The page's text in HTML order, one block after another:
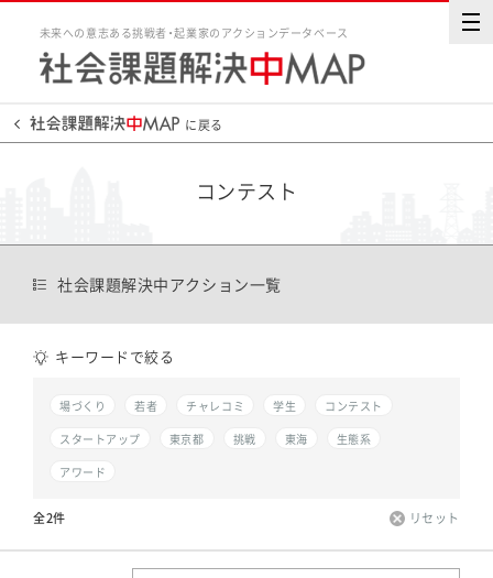
未来への意志ある挑戦者・起業家のアクションデータベース
に戻る
コンテスト
社会課題解決中アクション一覧
キーワードで絞る
場づくり 若者 チャレコミ 学生
コンテスト
スタートアップ
東京都 挑戦 東海
生態系
アワード
全2件 リセット